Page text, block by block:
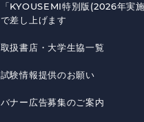
「KYOUSEMI特別版(2026年実
で差し上げます
取扱書店・大学生協一覧
試験情報提供のお願い
バナー広告募集のご案内